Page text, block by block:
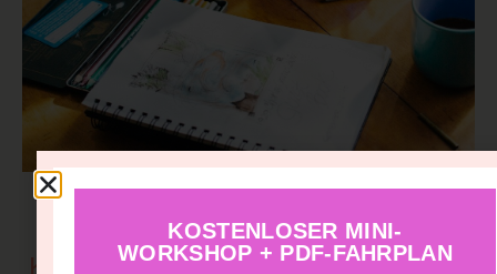
Warum du kein Studium brauchst, um
als Designerin, Illustratorin oder
Künstlerin erfolgreich zu sein (und was
KOSTENLOSER MINI-
WORKSHOP + PDF-FAHRPLAN